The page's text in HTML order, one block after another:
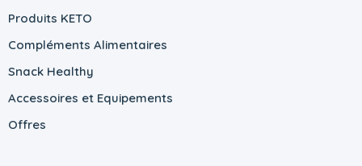
Produits KETO
Compléments Alimentaires
Snack Healthy
Accessoires et Equipements
Offres